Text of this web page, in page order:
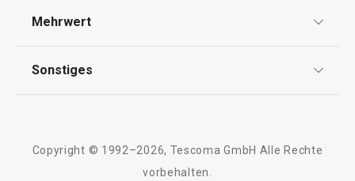
Impressum
Kontaktformular
Mehrwert
Qualität
Sonstiges
Copyright © 1992–2026, Tescoma GmbH Alle Rechte
vorbehalten.